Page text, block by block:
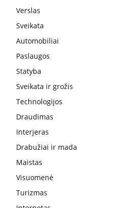
Verslas
Sveikata
Automobiliai
Paslaugos
Statyba
Sveikata ir grožis
Technologijos
Draudimas
Interjeras
Drabužiai ir mada
Maistas
Visuomenė
Turizmas